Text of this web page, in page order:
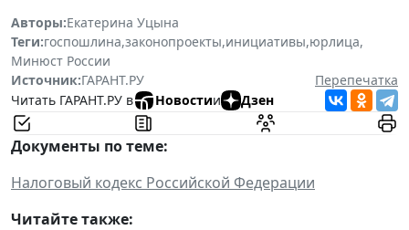
Авторы:Екатерина Уцына
Теги:госпошлина,законопроекты,инициативы,юрлица,
Минюст России
Источник:ГАРАНТ.РУ
Перепечатка
Читать ГАРАНТ.РУ в
Новостии Дзен
Документы по теме:
Налоговый кодекс Российской Федерации
Читайте также: